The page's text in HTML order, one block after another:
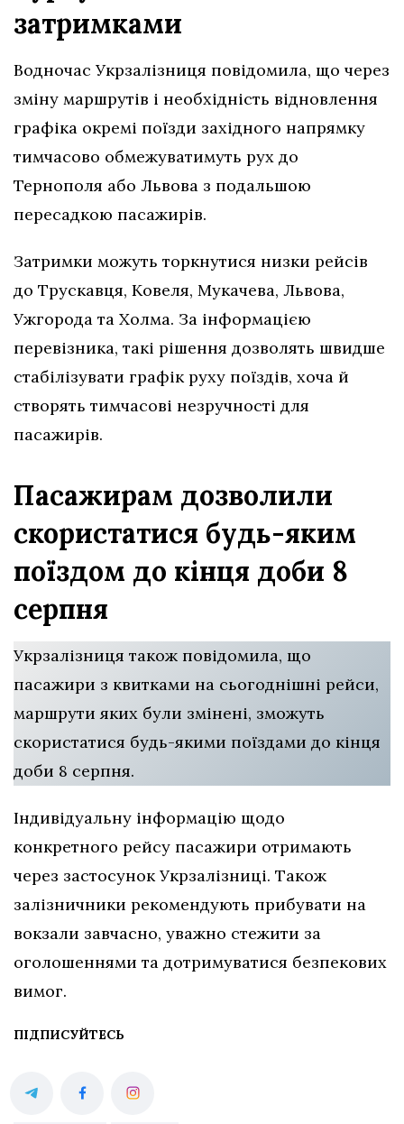
затримками
Водночас Укрзалізниця повідомила, що через
зміну маршрутів і необхідність відновлення
графіка окремі поїзди західного напрямку
тимчасово обмежуватимуть рух до
Тернополя або Львова з подальшою
пересадкою пасажирів.
Затримки можуть торкнутися низки рейсів
до Трускавця, Ковеля, Мукачева, Львова,
Ужгорода та Холма. За інформацією
перевізника, такі рішення дозволять швидше
стабілізувати графік руху поїздів, хоча й
створять тимчасові незручності для
пасажирів.
Пасажирам дозволили
скористатися будь-яким
поїздом до кінця доби 8
серпня
Укрзалізниця також повідомила, що
пасажири з квитками на сьогоднішні рейси,
маршрути яких були змінені, зможуть
скористатися будь-якими поїздами до кінця
доби 8 серпня.
Індивідуальну інформацію щодо
конкретного рейсу пасажири отримають
через застосунок Укрзалізниці. Також
залізничники рекомендують прибувати на
вокзали завчасно, уважно стежити за
оголошеннями та дотримуватися безпекових
вимог.
ПІДПИСУЙТЕСЬ